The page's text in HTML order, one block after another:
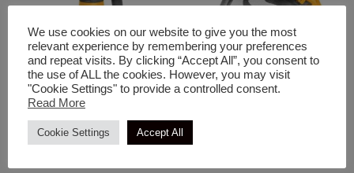
Διαφορά Εργαλεία Χειρός Κήπου
We use cookies on our website to give you the most
relevant experience by remembering your preferences
and repeat visits. By clicking “Accept All”, you consent to
the use of ALL the cookies. However, you may visit
"Cookie Settings" to provide a controlled consent.
Read More
Cookie Settings Accept All